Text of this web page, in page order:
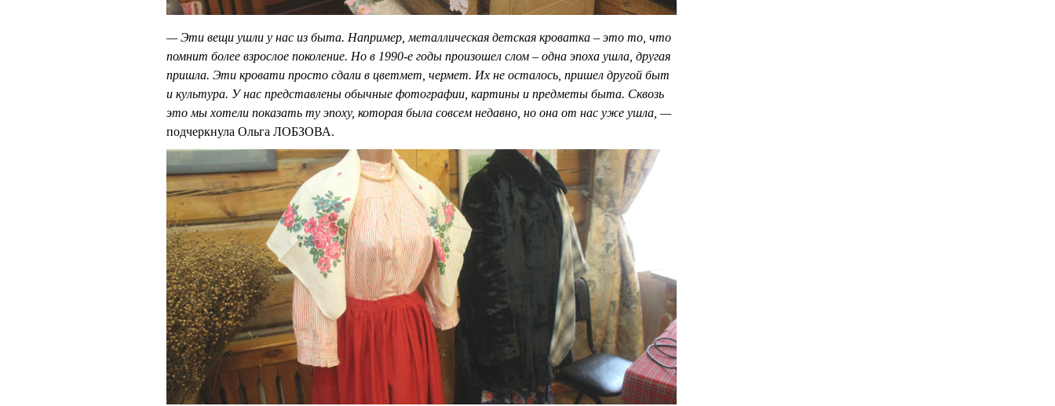
— Эти вещи ушли у нас из быта. Например, металлическая детская кроватка – это то, что
помнит более взрослое поколение. Но в 1990-е годы произошел слом – одна эпоха ушла, другая
пришла. Эти кровати просто сдали в цветмет, чермет. Их не осталось, пришел другой быт
и культура. У нас представлены обычные фотографии, картины и предметы быта. Сквозь
это мы хотели показать ту эпоху, которая была совсем недавно, но она от нас уже ушла, —
подчеркнула Ольга ЛОБЗОВА.